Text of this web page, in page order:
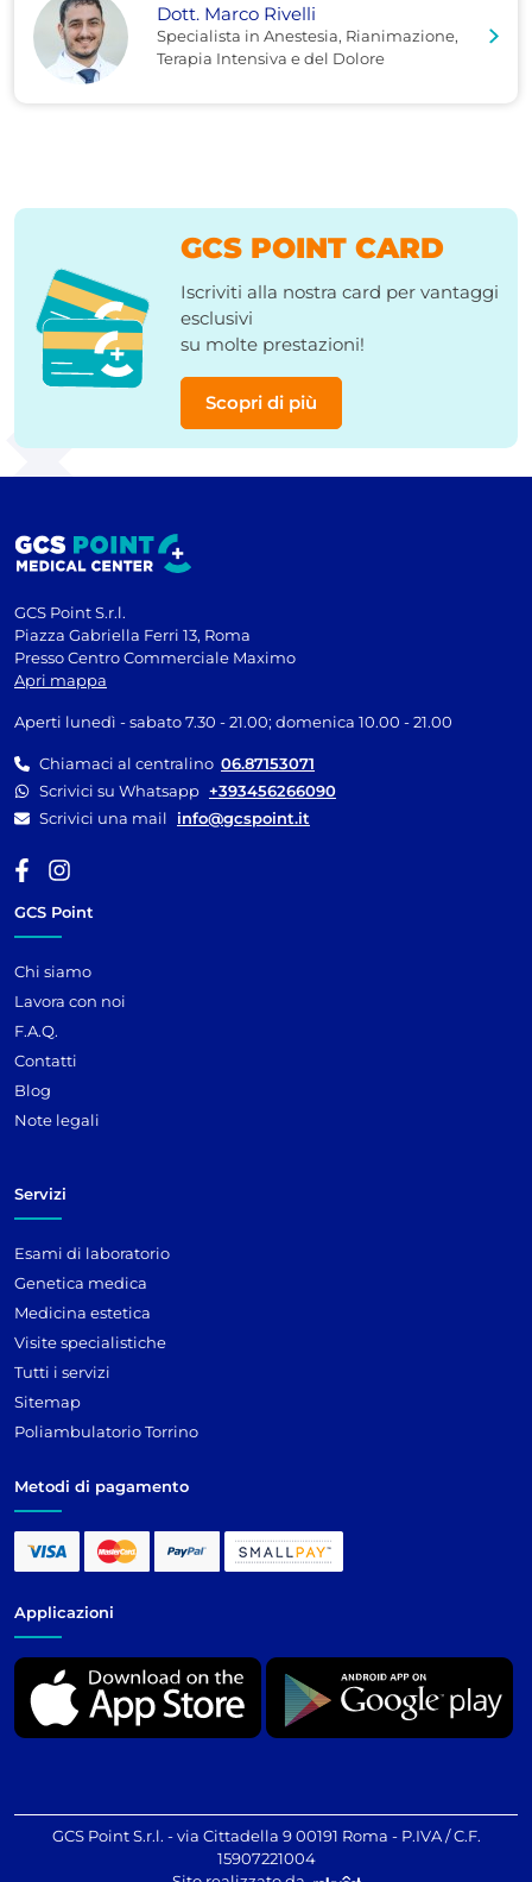
Dott. Marco Rivelli
Specialista in Anestesia, Rianimazione,
Terapia Intensiva e del Dolore
GCS POINT CARD
Iscriviti alla nostra card per vantaggi
esclusivi
su molte prestazioni!
Scopri di più
GCS Point S.r.l.
Piazza Gabriella Ferri 13, Roma
Presso Centro Commerciale Maximo
Apri mappa
Aperti lunedì - sabato 7.30 - 21.00; domenica 10.00 - 21.00
Chiamaci al centralino 06.87153071
Scrivici su Whatsapp +393456266090
Scrivici una mail
info@gcspoint.it
GCS Point
Chi siamo
Lavora con noi
F.A.Q.
Contatti
Blog
Note legali
Servizi
Esami di laboratorio
Genetica medica
Medicina estetica
Visite specialistiche
Tutti i servizi
Sitemap
Poliambulatorio Torrino
Metodi di pagamento
Applicazioni
GCS Point S.r.l. - via Cittadella 9 00191 Roma - P.IVA / C.F.
15907221004